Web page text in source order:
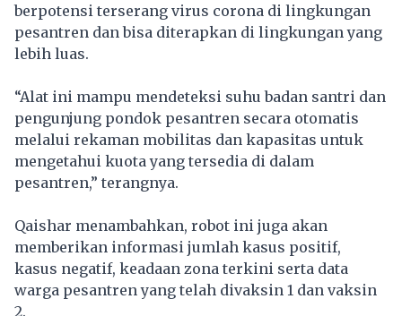
berpotensi terserang virus corona di lingkungan
pesantren dan bisa diterapkan di lingkungan yang
lebih luas.
“Alat ini mampu mendeteksi suhu badan santri dan
pengunjung pondok pesantren secara otomatis
melalui rekaman mobilitas dan kapasitas untuk
mengetahui kuota yang tersedia di dalam
pesantren,” terangnya.
Qaishar menambahkan, robot ini juga akan
memberikan informasi jumlah kasus positif,
kasus negatif, keadaan zona terkini serta data
warga pesantren yang telah divaksin 1 dan vaksin
2.